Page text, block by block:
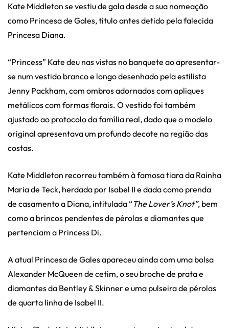
Kate Middleton se vestiu de gala desde a sua nomeação
como Princesa de Gales, título antes detido pela falecida
Princesa Diana.
“Princess” Kate deu nas vistas no banquete ao apresentar-
se num vestido branco e longo desenhado pela estilista
Jenny Packham, com ombros adornados com apliques
metálicos com formas florais. O vestido foi também
ajustado ao protocolo da família real, dado que o modelo
original apresentava um profundo decote na região das
costas.
Kate Middleton recorreu também à famosa tiara da Rainha
Maria de Teck, herdada por Isabel II e dada como prenda
de casamento a Diana, intitulada “ The Lover’s Knot”, bem
como a brincos pendentes de pérolas e diamantes que
pertenciam a Princess Di.
A atual Princesa de Gales apareceu ainda com uma bolsa
Alexander McQueen de cetim, o seu broche de prata e
diamantes da Bentley & Skinner e uma pulseira de pérolas
de quarta linha de Isabel II.